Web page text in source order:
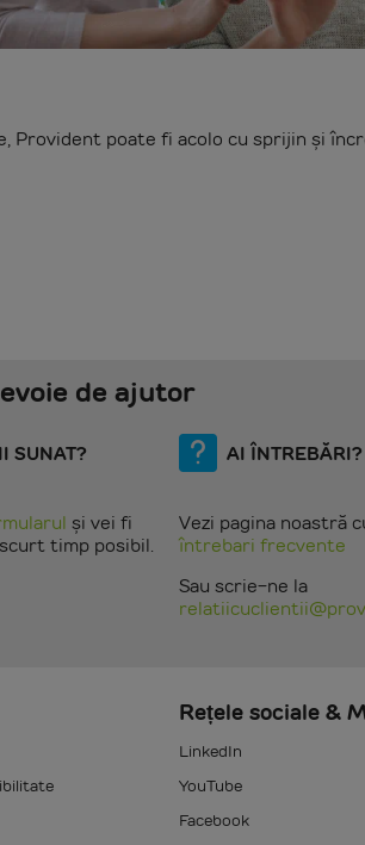
Provident poate fi acolo cu sprijin și
de ajutor
SUNAT?
și vei fi
timp posibil.
AI ÎNTREBĂRI?
Vezi pagina noastră
întrebari frecvente
Sau scrie-ne la
Rețele sociale &
LinkedIn
YouTube
Facebook